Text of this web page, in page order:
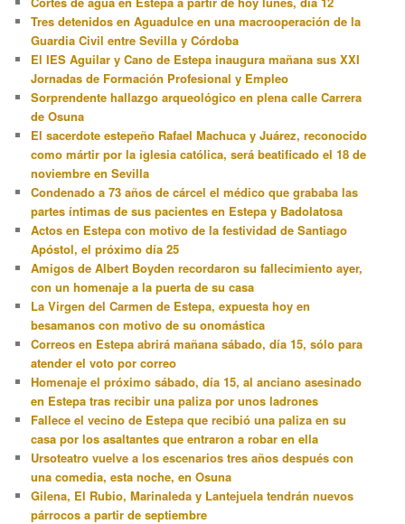
Tres detenidos en Aguadulce en una macrooperación de la
Guardia Civil entre Sevilla y Córdoba
El IES Aguilar y Cano de Estepa inaugura mañana sus XXI
Jornadas de Formación Profesional y Empleo
Sorprendente hallazgo arqueológico en plena calle Carrera
de Osuna
El sacerdote estepeño Rafael Machuca y Juárez, reconocido
como mártir por la iglesia católica, será beatificado el 18 de
noviembre en Sevilla
Condenado a 73 años de cárcel el médico que grababa las
partes íntimas de sus pacientes en Estepa y Badolatosa
Actos en Estepa con motivo de la festividad de Santiago
Apóstol, el próximo día 25
Amigos de Albert Boyden recordaron su fallecimiento ayer,
con un homenaje a la puerta de su casa
La Virgen del Carmen de Estepa, expuesta hoy en
besamanos con motivo de su onomástica
Correos en Estepa abrirá mañana sábado, día 15, sólo para
atender el voto por correo
Homenaje el próximo sábado, día 15, al anciano asesinado
en Estepa tras recibir una paliza por unos ladrones
Fallece el vecino de Estepa que recibió una paliza en su
casa por los asaltantes que entraron a robar en ella
Ursoteatro vuelve a los escenarios tres años después con
una comedia, esta noche, en Osuna
Gilena, El Rubio, Marinaleda y Lantejuela tendrán nuevos
párrocos a partir de septiembre